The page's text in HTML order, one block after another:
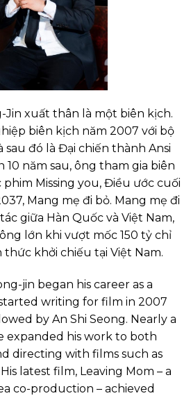
Jin xuất thân là một biên kịch.
biên kịch năm 2007 với bộ
sau đó là Đại chiến thành Ansi
10 năm sau, ông tham gia biên
phim Missing you, Điều ước cuối
Mang mẹ đi bỏ. Mang mẹ đi
giữa Hàn Quốc và Việt Nam,
lớn khi vượt mốc 150 tỷ chỉ
khởi chiếu tại Việt Nam.
jin began his career as a
writing for film in 2007
by An Shi Seong. Nearly a
expanded his work to both
directing with films such as
latest film, Leaving Mom – a
co-production – achieved